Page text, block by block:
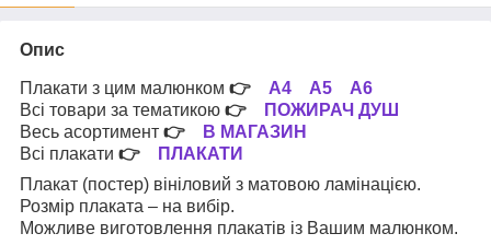
Опис
Плакати з цим малюнком 👉 А4 А5
А6
Всі товари за тематикою 👉
ПОЖИРАЧ ДУШ
Весь асортимент 👉
В МАГАЗИН
Всі плакати 👉
ПЛАКАТИ
Плакат (постер) вініловий з матовою ламінацією.
Розмір плаката – на вибір.
Можливе виготовлення плакатів із Вашим малюнком.